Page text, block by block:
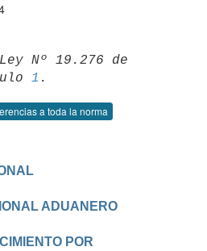
Nº 19.276 de
1
a toda la norma
ADUANERO
POR